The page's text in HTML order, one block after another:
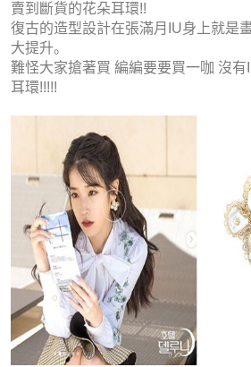
賣到斷貨的花朵耳環!!
復古的造型設計在張滿月IU身上就是
大提升。
難怪大家搶著買 編編要要買一咖 沒
耳環!!!!!